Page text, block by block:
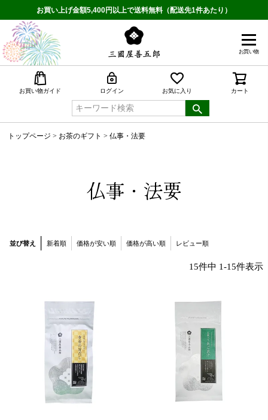
お買い上げ金額5,400円以上で送料無料（配送先1件あたり）
お買い物
お買い物ガイド ログイン お気に入り カート
トップページ お茶のギフト 仏事・法要
仏事・法要
並び替え 新着順 価格が安い順 価格が高い順 レビュー順
15件中 1-15件表示